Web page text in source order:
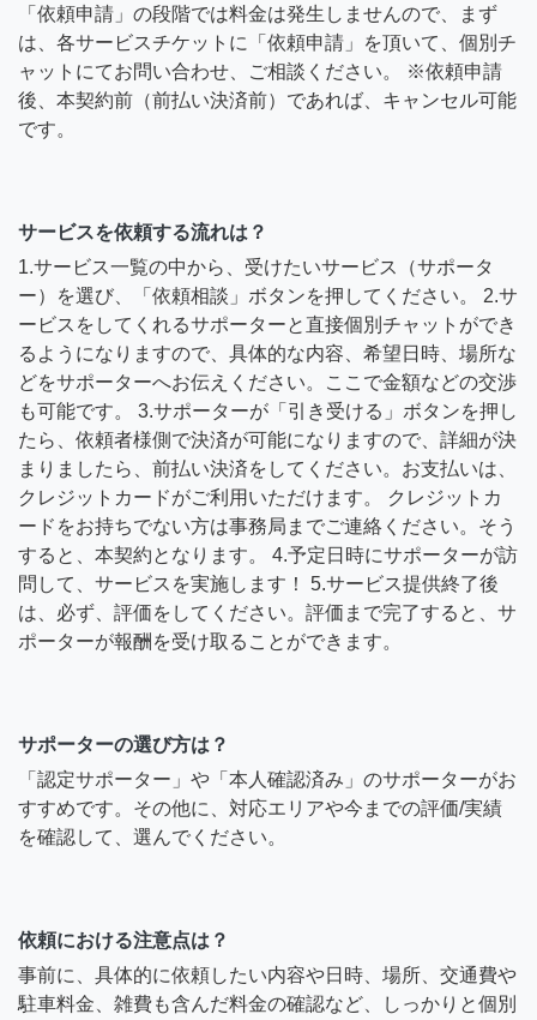
「依頼申請」の段階では料金は発生しませんので、まず
は、各サービスチケットに「依頼申請」を頂いて、個別チ
ャットにてお問い合わせ、ご相談ください。 ※依頼申請
後、本契約前（前払い決済前）であれば、キャンセル可能
です。
サービスを依頼する流れは？
1.サービス一覧の中から、受けたいサービス（サポータ
ー）を選び、「依頼相談」ボタンを押してください。 2.サ
ービスをしてくれるサポーターと直接個別チャットができ
るようになりますので、具体的な内容、希望日時、場所な
どをサポーターへお伝えください。ここで金額などの交渉
も可能です。 3.サポーターが「引き受ける」ボタンを押し
たら、依頼者様側で決済が可能になりますので、詳細が決
まりましたら、前払い決済をしてください。お支払いは、
クレジットカードがご利用いただけます。 クレジットカ
ードをお持ちでない方は事務局までご連絡ください。そう
すると、本契約となります。 4.予定日時にサポーターが訪
問して、サービスを実施します！ 5.サービス提供終了後
は、必ず、評価をしてください。評価まで完了すると、サ
ポーターが報酬を受け取ることができます。
サポーターの選び方は？
「認定サポーター」や「本人確認済み」のサポーターがお
すすめです。その他に、対応エリアや今までの評価/実績
を確認して、選んでください。
依頼における注意点は？
事前に、具体的に依頼したい内容や日時、場所、交通費や
駐車料金、雑費も含んだ料金の確認など、しっかりと個別